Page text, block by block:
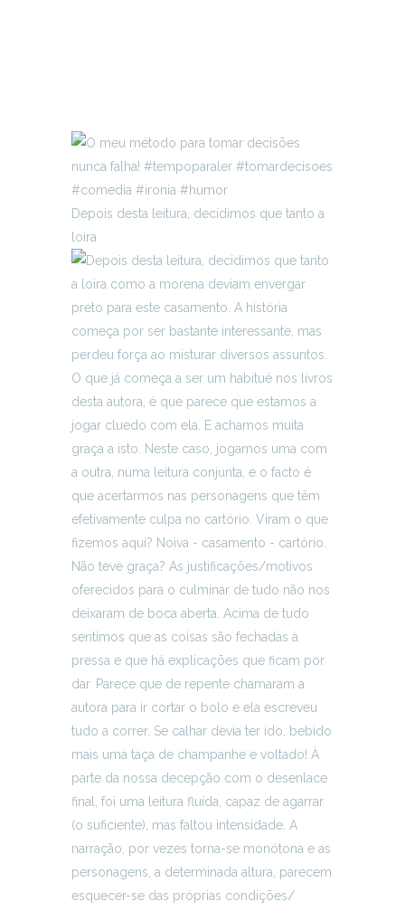
Depois desta leitura, decidimos que tanto a
loira